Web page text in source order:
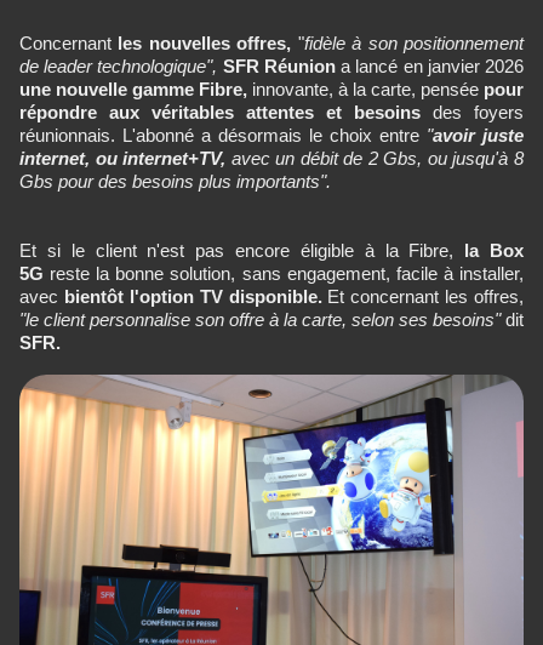
Concernant les nouvelles offres, "fidèle à son positionnement
de leader technologique", SFR Réuniona lancé en janvier 2026
une nouvelle gamme Fibre, innovante, à la carte, pensée pour
répondre aux véritables attentes et besoins des foyers
réunionnais. L'abonné a désormais le choix entre "avoir juste
internet, ou internet+TV, avec un débit de 2 Gbs, ou jusqu'à 8
Gbs pour des besoins plus importants".
Et si le client n'est pas encore éligible à la Fibre, la Box
5G reste la bonne solution, sans engagement, facile à installer,
avec bientôt l'option TV disponible. Et concernant les offres,
"le client personnalise son offre à la carte, selon ses besoins"dit
SFR.